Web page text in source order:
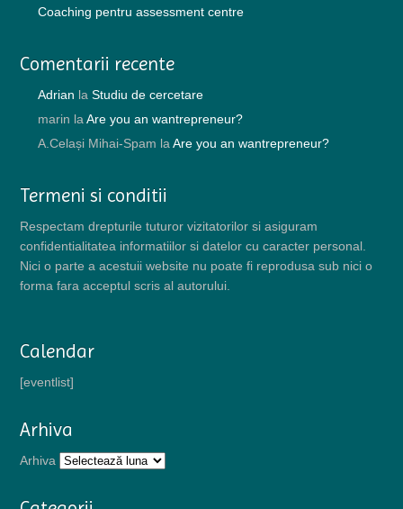
Coaching pentru assessment centre
Comentarii recente
Adrian laStudiu de cercetare
marin laAre you an wantrepreneur?
A.Celași Mihai-Spam laAre you an wantrepreneur?
Termeni si conditii
Respectam drepturile tuturor vizitatorilor si asiguram
confidentialitatea informatiilor si datelor cu caracter personal.
Nici o parte a acestuii website nu poate fi reprodusa sub nici o
forma fara acceptul scris al autorului.
Calendar
[eventlist]
Arhiva
Arhiva